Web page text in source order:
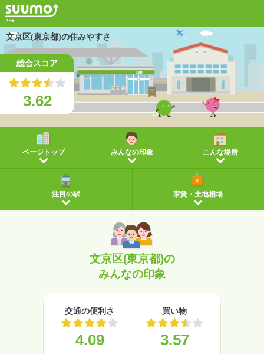
文京区(東京都)の住みやすさ
ページトップ みんなの印象 こんな場所
注目の駅 家賃・土地相場
総合スコア
3.62
文京区(東京都)の
みんなの印象
交通の便利さ
4.09
買い物
3.57